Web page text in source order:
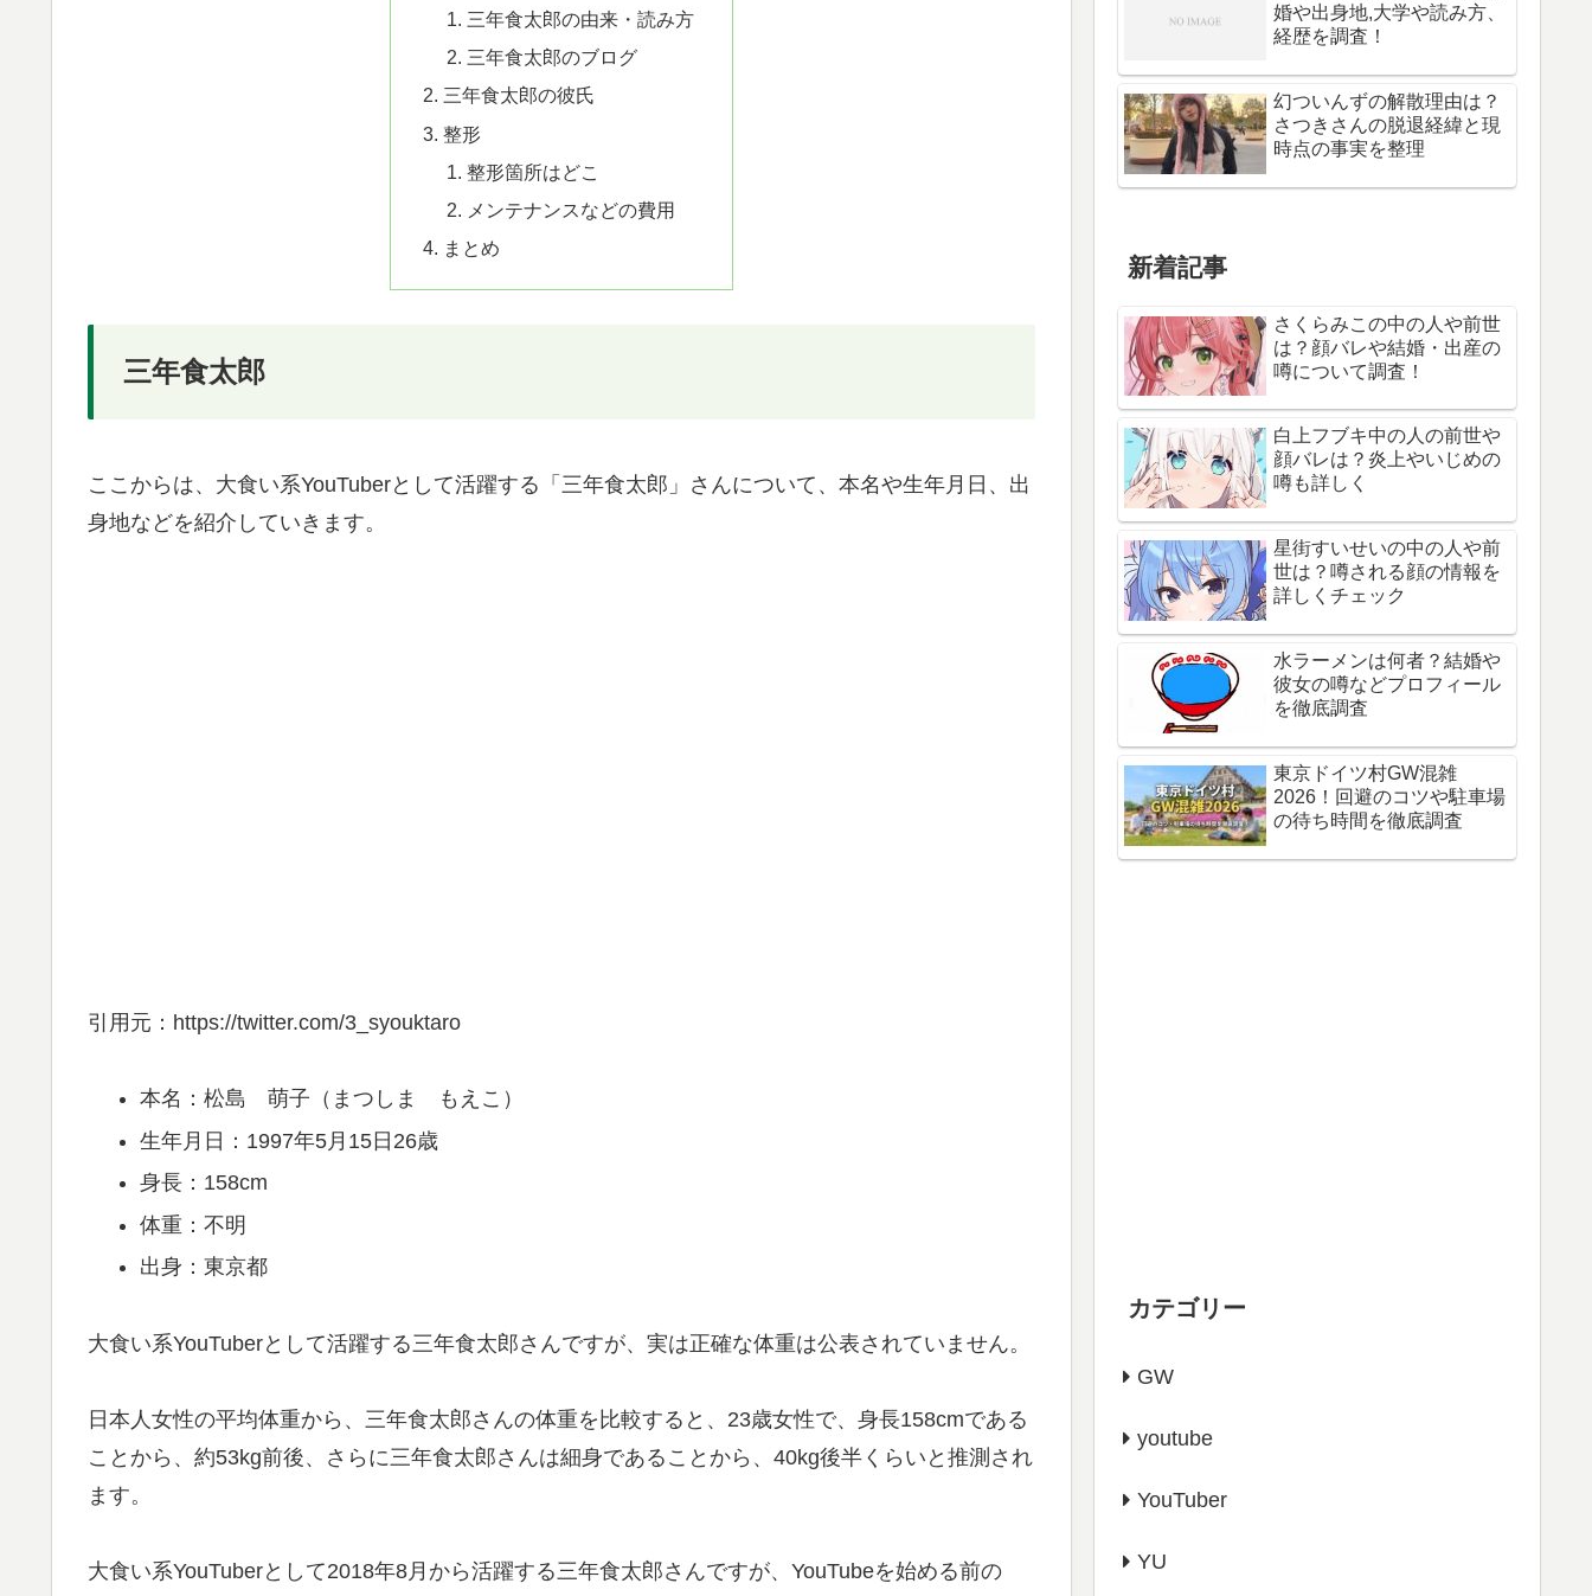
三年食太郎の由来・読み方
三年食太郎のブログ
三年食太郎の彼氏
整形
整形箇所はどこ
メンテナンスなどの費用
まとめ
三年食太郎
ここからは、大食い系YouTuberとして活躍する「三年食太郎」さんについて、本名や生年月日、出
身地などを紹介していきます。
引用元：https://twitter.com/3_syouktaro
本名：松島 萌子（まつしま もえこ）
生年月日：1997年5月15日26歳
身長：158cm
体重：不明
出身：東京都
大食い系YouTuberとして活躍する三年食太郎さんですが、実は正確な体重は公表されていません。
日本人女性の平均体重から、三年食太郎さんの体重を比較すると、23歳女性で、身長158cmである
ことから、約53kg前後、さらに三年食太郎さんは細身であることから、40kg後半くらいと推測され
ます。
大食い系YouTuberとして2018年8月から活躍する三年食太郎さんですが、YouTubeを始める前の
婚や出身地,大学や読み方、
経歴を調査！
幻ついんずの解散理由は？
さつきさんの脱退経緯と現
時点の事実を整理
新着記事
さくらみこの中の人や前世
は？顔バレや結婚・出産の
噂について調査！
白上フブキ中の人の前世や
顔バレは？炎上やいじめの
噂も詳しく
星街すいせいの中の人や前
世は？噂される顔の情報を
詳しくチェック
水ラーメンは何者？結婚や
彼女の噂などプロフィール
を徹底調査
東京ドイツ村GW混雑
2026！回避のコツや駐車場
の待ち時間を徹底調査
カテゴリー
GW
youtube
YouTuber
YU